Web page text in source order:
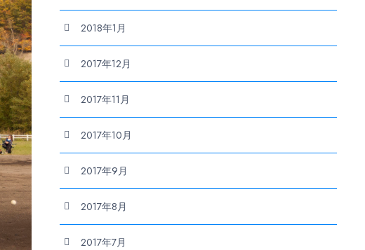
2018年1月
2017年12月
2017年11月
2017年10月
2017年9月
2017年8月
2017年7月